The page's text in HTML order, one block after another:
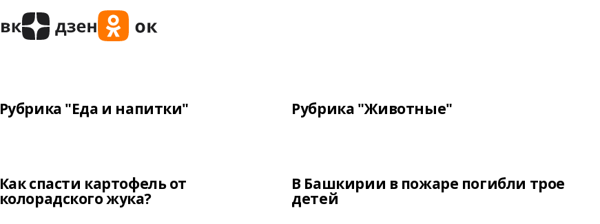
Рубрика "Еда и напитки" Рубрика "Животные"
Как спасти картофель от
колорадского жука?
В Башкирии в пожаре погибли трое
детей